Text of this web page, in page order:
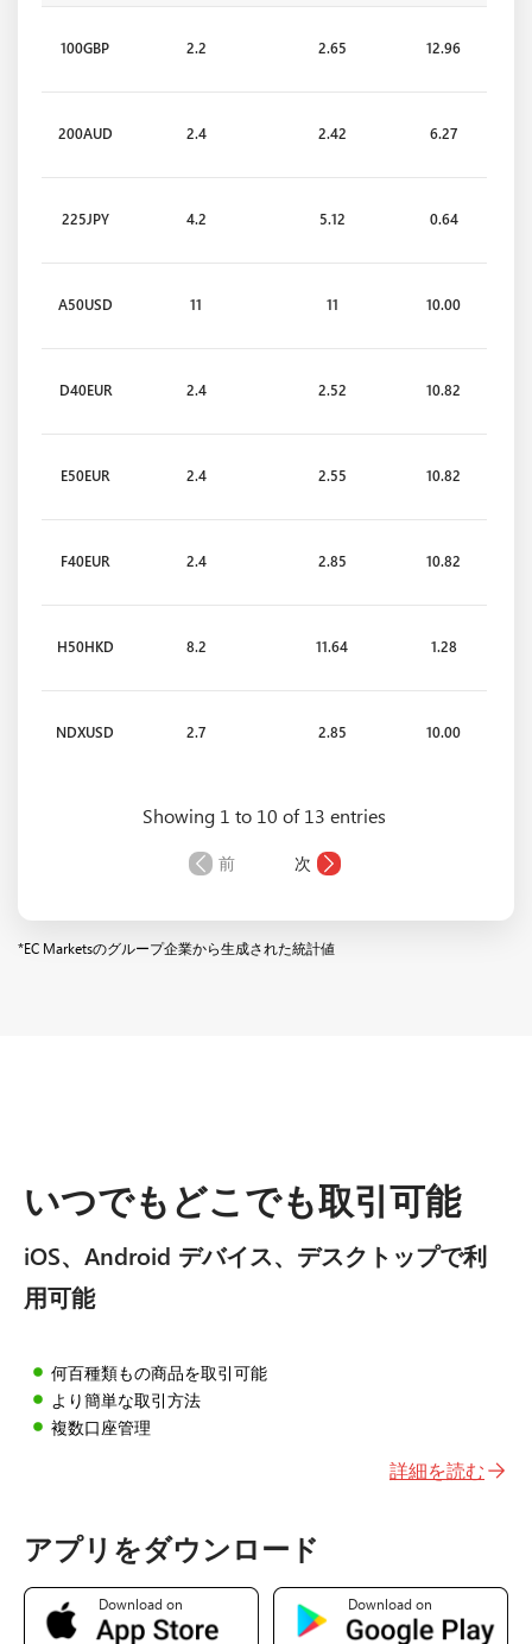
100GBP 2.2 2.65 12.96
200AUD 2.4 2.42 6.27
225JPY 4.2 5.12 0.64
A50USD 11 11 10.00
D40EUR 2.4 2.52 10.82
E50EUR 2.4 2.55 10.82
F40EUR 2.4 2.85 10.82
H50HKD 8.2 11.64 1.28
NDXUSD 2.7 2.85 10.00
7.2 10.51
Showing 1 to 10 of 13 entries
前 次
*EC Marketsのグループ企業から生成された統計値
いつでもどこでも取引可能
iOS、Android デバイス、デスクトップで利
用可能
何百種類もの商品を取引可能
より簡単な取引方法
複数口座管理
詳細を読む
アプリをダウンロード
Download on Download on